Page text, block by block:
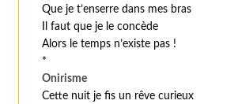
Que je t’enserre dans mes bras
Il faut que je le concède
Alors le temps n’existe pas !
*
Onirisme
Cette nuit je fis un rêve curieux